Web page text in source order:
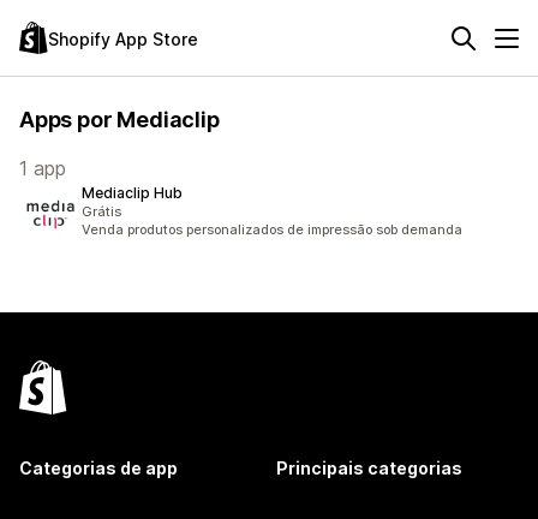
Shopify App Store
Apps por Mediaclip
1 app
Mediaclip Hub
Grátis
Venda produtos personalizados de impressão sob demanda
Categorias de app Principais categorias